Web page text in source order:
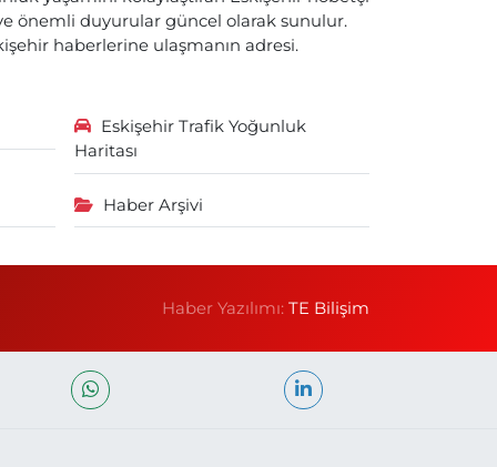
önemli duyurular güncel olarak sunulur.
haberlerine ulaşmanın adresi.
Eskişehir Trafik Yoğunluk
Haritası
Haber Arşivi
Haber Yazılımı:TE Bilişim